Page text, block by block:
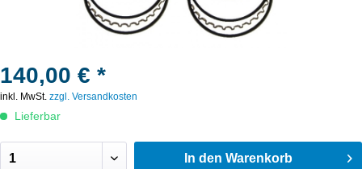
140,00 € *
inkl. MwSt. zzgl. Versandkosten
Lieferbar
In den Warenkorb